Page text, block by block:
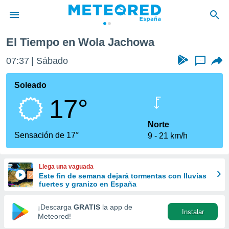
de
por
que se
calidad.
a este
las
y
forma
digital
basada
El Tiempo en Wola Jachowa
07:37 Sábado ...
Soleado
17°
Sensación de 17°
Norte
9
21 km/h
Llega una vaguada
Este fin de semana dejará tormentas con lluvias
fuertes y granizo en España
¡Descarga GRATIS la app de
Meteored!
Instalar